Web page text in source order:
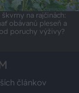
na rajčinách:
obávanú pleseň a
poruchy výživy?
článkov